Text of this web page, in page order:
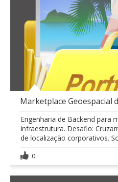
Engenharia de Backend para
infraestrutura. Desafio:
de localização corporativos.
0